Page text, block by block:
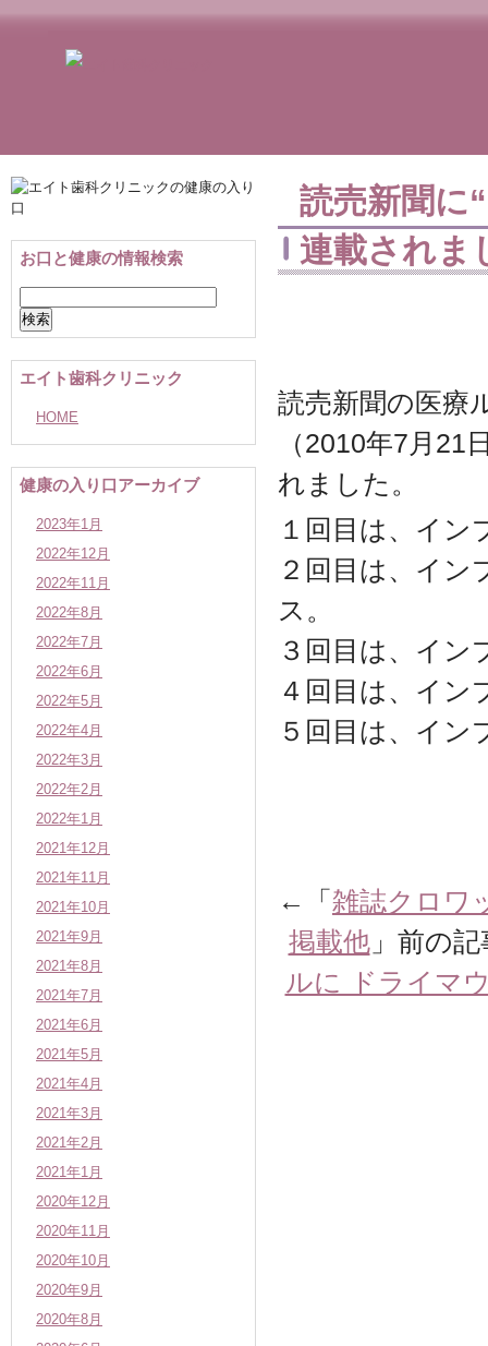
お口と健康の情報検索
索:
エイト歯科クリニック
HOME
健康の入り口アーカイブ
2023年1月
2022年12月
2022年11月
2022年8月
2022年7月
2022年6月
2022年5月
2022年4月
2022年3月
2022年2月
2022年1月
2021年12月
2021年11月
2021年10月
2021年9月
2021年8月
2021年7月
2021年6月
2021年5月
2021年4月
2021年3月
2021年2月
2021年1月
2020年12月
2020年11月
2020年10月
2020年9月
2020年8月
読売新聞に
連載されま
読売新聞の医療
（2010年7月21
れました。
１回目は、イン
２回目は、イン
ス。
３回目は、イン
４回目は、イン
５回目は、イン
←「 雑誌クロワ
掲載他」前の
ルに ドライマ